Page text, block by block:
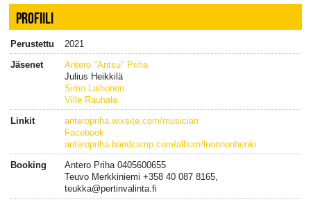
PROFIILI
Perustettu
2021
Jäsenet
Antero "Antsu" Priha
Julius Heikkilä
Simo Laihonen
Ville Rauhala
Linkit
anteropriha.wixsite.com/musician
Facebook
anteropriha.bandcamp.com/album/luonnonhenki
Booking
Antero Priha 0405600655
Teuvo Merkkiniemi +358 40 087 8165,
teukka@pertinvalinta.fi